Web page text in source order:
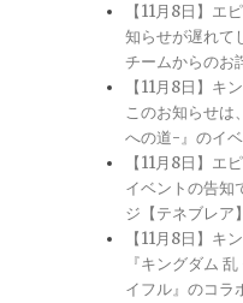
【11月8日】エ
知らせが遅れて
チームからのお
【11月8日】キ
このお知らせは
への道-』のイ
【11月8日】エ
イベントの告知
ジ【テネブレア
【11月8日】キ
『キングダム
イフル』のコラ